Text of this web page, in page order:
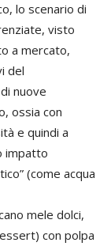
lo scenario di
visto
a mercato,
del
nuove
ossia con
e quindi a
impatto
(come acqua
mele dolci,
con polpa